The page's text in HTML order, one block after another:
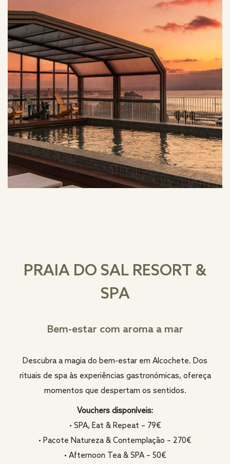
PRAIA DO SAL RESORT &
SPA
Bem-estar com aroma a mar
Descubra a magia do bem-estar em Alcochete. Dos
rituais de spa às experiências gastronómicas, ofereça
momentos que despertam os sentidos.
Vouchers disponíveis:
• SPA, Eat & Repeat – 79€
• Pacote Natureza & Contemplação – 270€
• Afternoon Tea & SPA – 50€